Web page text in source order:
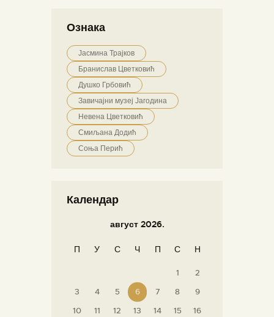
Ознака
Јасмина Трајков
Бранислав Цветковић
Душко Грбовић
Завичајни музеј Јагодина
Невена Цветковић
Смиљана Додић
Соња Перић
Календар
август 2026.
П У С Ч П С Н
1
2
3
4 5 6 7 8
9
10
11 12 13 14 15
16